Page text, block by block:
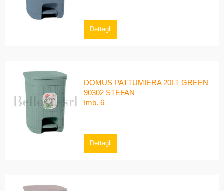
Dettagli
DOMUS PATTUMIERA 20LT GREEN
90302 STEFAN
Imb. 6
Dettagli